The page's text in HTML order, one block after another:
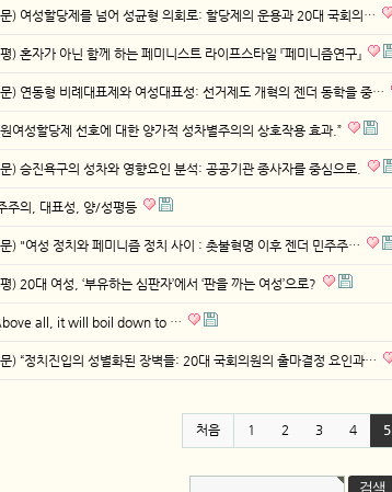
) 여성할당제를 넘어 성균형 의회로: 할당제의 운용과 20대 국회의…
) 혼자가 아닌 함께 하는 페미니스트 라이프스타일 『페미니즘연구』
) 연동형 비례대표제와 여성대표성: 선거제도 개혁의 젠더 동학을 중…
여성할당제 선호에 대한 양가적 성차별주의의 상호작용 효과.”
) 승진욕구의 성차와 영향요인 분석: 공공기관 종사자를 중심으로.
주의, 대표성, 양/성평등
) "여성 정치와 페미니즘 정치 사이 : 촛불혁명 이후 젠더 민주주…
) 20대 여성, ‘부유하는 심판자’에서 ‘판을 까는 여성’으로?
all, it will boil down to …
) “정치진입의 성별화된 장벽들: 20대 국회의원의 출마결정 요인과…
처음 1 2 3 4 5